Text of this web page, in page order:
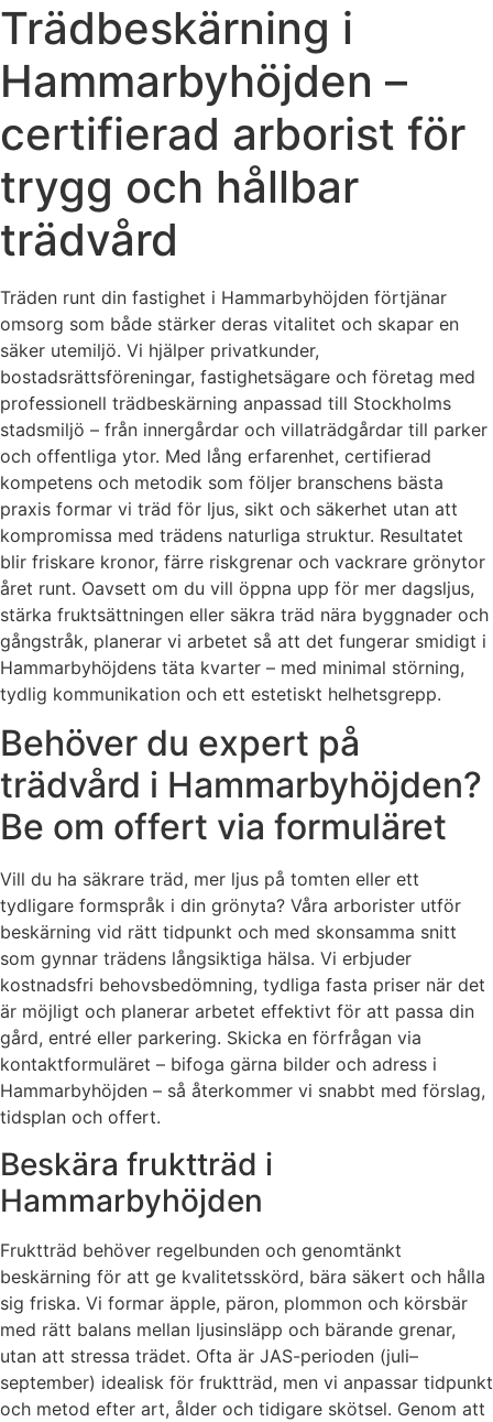
Trädbeskärning i
Hammarbyhöjden –
certifierad arborist för
trygg och hållbar
trädvård
Träden runt din fastighet i Hammarbyhöjden förtjänar
omsorg som både stärker deras vitalitet och skapar en
säker utemiljö. Vi hjälper privatkunder,
bostadsrättsföreningar, fastighetsägare och företag med
professionell trädbeskärning anpassad till Stockholms
stadsmiljö – från innergårdar och villaträdgårdar till parker
och offentliga ytor. Med lång erfarenhet, certifierad
kompetens och metodik som följer branschens bästa
praxis formar vi träd för ljus, sikt och säkerhet utan att
kompromissa med trädens naturliga struktur. Resultatet
blir friskare kronor, färre riskgrenar och vackrare grönytor
året runt. Oavsett om du vill öppna upp för mer dagsljus,
stärka fruktsättningen eller säkra träd nära byggnader och
gångstråk, planerar vi arbetet så att det fungerar smidigt i
Hammarbyhöjdens täta kvarter – med minimal störning,
tydlig kommunikation och ett estetiskt helhetsgrepp.
Behöver du expert på
trädvård i Hammarbyhöjden?
Be om offert via formuläret
Vill du ha säkrare träd, mer ljus på tomten eller ett
tydligare formspråk i din grönyta? Våra arborister utför
beskärning vid rätt tidpunkt och med skonsamma snitt
som gynnar trädens långsiktiga hälsa. Vi erbjuder
kostnadsfri behovsbedömning, tydliga fasta priser när det
är möjligt och planerar arbetet effektivt för att passa din
gård, entré eller parkering. Skicka en förfrågan via
kontaktformuläret – bifoga gärna bilder och adress i
Hammarbyhöjden – så återkommer vi snabbt med förslag,
tidsplan och offert.
Beskära fruktträd i
Hammarbyhöjden
Fruktträd behöver regelbunden och genomtänkt
beskärning för att ge kvalitetsskörd, bära säkert och hålla
sig friska. Vi formar äpple, päron, plommon och körsbär
med rätt balans mellan ljusinsläpp och bärande grenar,
utan att stressa trädet. Ofta är JAS-perioden (juli–
september) idealisk för fruktträd, men vi anpassar tidpunkt
och metod efter art, ålder och tidigare skötsel. Genom att